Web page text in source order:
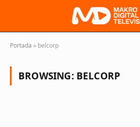
Portada » belcorp
BROWSING: BELCORP